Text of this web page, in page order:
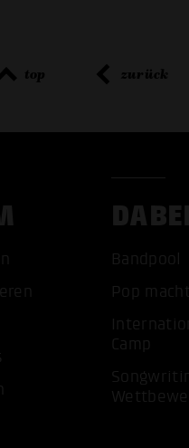
top zurück
Bandpool
Pop
Camp